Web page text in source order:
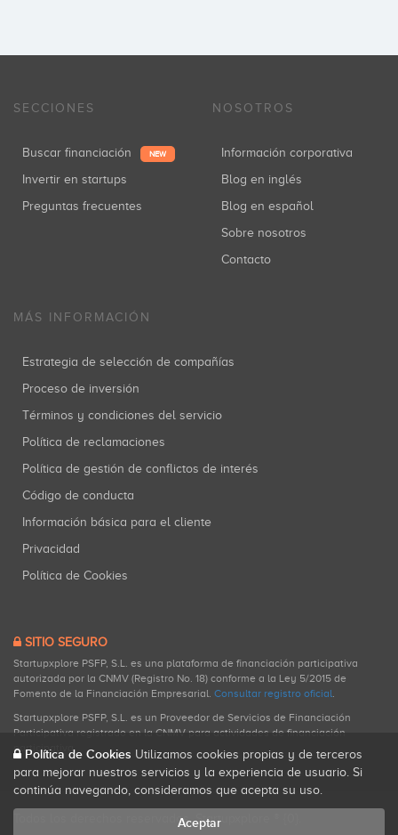
SECCIONES
Buscar financiación NEW
Invertir en startups
Preguntas frecuentes
NOSOTROS
Información corporativa
Blog en inglés
Blog en español
Sobre nosotros
Contacto
MÁS INFORMACIÓN
Estrategia de selección de compañías
Proceso de inversión
Términos y condiciones del servicio
Política de reclamaciones
Política de gestión de conflictos de interés
Código de conducta
Información básica para el cliente
Privacidad
Política de Cookies
SITIO SEGURO
Startupxplore PSFP, S.L. es una plataforma de financiación participativa
autorizada por la CNMV (Registro No. 18) conforme a la Ley 5/2015 de
Fomento de la Financiación Empresarial. Consultar registro oficial.
Startupxplore PSFP, S.L. es un Proveedor de Servicios de Financiación
Participativa registrado en la CNMV para actividades de financiación
participativa.
Todos los derechos reservados. Startupxplore ® {0}.
Política de Cookies Utilizamos cookies propias y de terceros
para mejorar nuestros servicios y la experiencia de usuario. Si
continúa navegando, consideramos que acepta su uso.
Aceptar